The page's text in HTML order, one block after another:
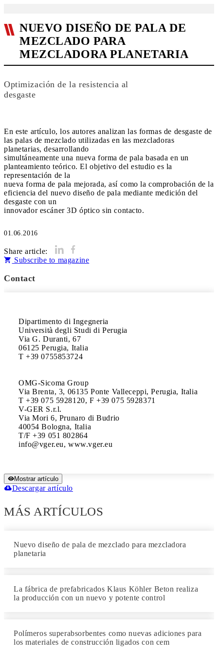
NUEVO DISEÑO DE PALA DE
MEZCLADO PARA
MEZCLADORA PLANETARIA
Optimización de la resistencia al
desgaste
En este artículo, los autores analizan las formas de desgaste de
las palas de mezclado utilizadas en las mezcladoras
planetarias, desarrollando
simultáneamente una nueva forma de pala basada en un
planteamiento teórico. El objetivo del estudio es la
representación de la
nueva forma de pala mejorada, así como la comprobación de la
eficiencia del nuevo diseño de pala mediante medición del
desgaste con un
innovador escáner 3D óptico sin contacto.
01.06.2016
Share article:
Subscribe to magazine
Contact
Dipartimento di Ingegneria
Università degli Studi di Perugia
Via G. Duranti, 67
06125 Perugia, Italia
T +39 0755853724
OMG-Sicoma Group
Via Brenta, 3, 06135 Ponte Valleceppi, Perugia, Italia
T +39 075 5928120, F +39 075 5928371
V-GER S.r.l.
Via Mori 6, Prunaro di Budrio
40054 Bologna, Italia
T/F +39 051 802864
info@vger.eu, www.vger.eu
Mostrar artículo
Descargar artículo
MÁS ARTÍCULOS
Nuevo diseño de pala de mezclado para mezcladora
planetaria
La fábrica de prefabricados Klaus Köhler Beton realiza
la producción con un nuevo y potente control
Polímeros superabsorbentes como nuevas adiciones para
los materiales de construcción ligados con cem